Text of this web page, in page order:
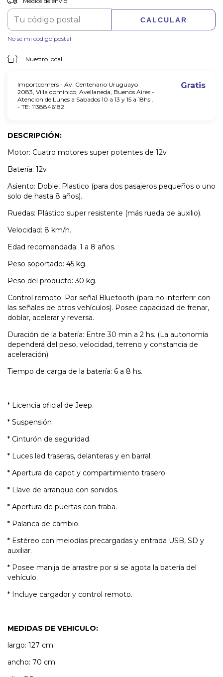
CALCULAR
No sé mi código postal
Nuestro local
Importcomers - Av. Centenario Uruguayo
2083, Villa dominico, Avellaneda, Buenos Aires -
Atencion de Lunes a Sabados 10 a 13 y 15 a 18hs .
- TE: 1138846182
Gratis
DESCRIPCIÓN:
Motor: Cuatro motores super potentes de 12v
Batería: 12v
Asiento: Doble, Plastico (para dos pasajeros pequeños o uno
solo de hasta 8 años).
Ruedas: Plástico super resistente (más rueda de auxilio).
Velocidad: 8 km/h.
Edad recomendada: 1 a 8 años.
Peso soportado: 45 kg.
Peso del producto: 30 kg.
Control remoto: Por señal Bluetooth (para no interferir con
las señales de otros vehículos). Posee capacidad de frenar,
doblar, acelerar y reversa.
Duración de la batería: Entre 30 min a 2 hs. (La autonomía
dependerá del peso, velocidad, terreno y constancia de
aceleración).
Tiempo de carga de la batería: 6 a 8 hs.
* Licencia oficial de Jeep.
* Suspensión
* Cinturón de seguridad.
* Luces led traseras, delanteras y en barral.
* Apertura de capot y compartimiento trasero.
* Llave de arranque con sonidos.
* Apertura de puertas con traba.
* Palanca de cambio.
* Estéreo con melodías precargadas y entrada USB, SD y
auxiliar.
* Posee manija de arrastre por si se agota la batería del
vehículo.
* Incluye cargador y control remoto.
MEDIDAS DE VEHICULO:
largo: 127 cm
ancho: 70 cm